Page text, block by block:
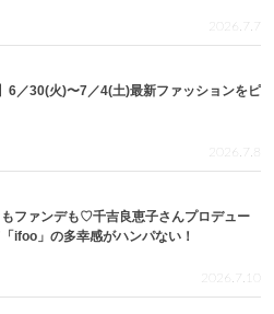
2026.7.7
6／30(火)〜7／4(土)最新ファッションをピ
2026.7.8
ファンデも♡千吉良恵子さんプロデュー
ifoo」の多幸感がハンパない！
2026.7.10